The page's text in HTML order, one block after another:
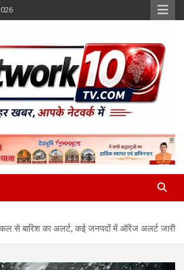
कल से बारिश का अलर्ट, कई जनपदों में ऑरेंज अलर्ट जारी